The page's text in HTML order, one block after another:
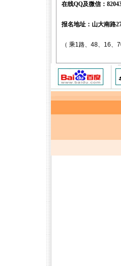
在线QQ及微信：
报名地址：山大南路
（ 乘1路、 48、 16、